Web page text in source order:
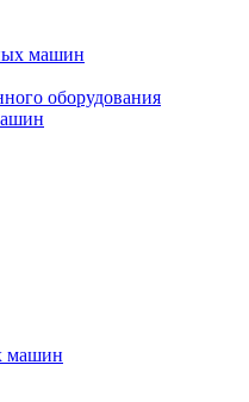
машин
оборудования
машин